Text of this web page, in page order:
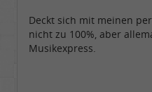
Deckt sich mit meinen
nicht zu 100%, aber
Musikexpress.